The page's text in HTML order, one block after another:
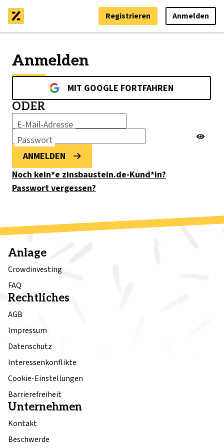
Registrieren Anmelden
Anmelden
MIT GOOGLE FORTFAHREN
ODER
E-Mail-Adresse
Passwort
ANMELDEN
Noch kein*e zinsbaustein.de-Kund*in?
Passwort vergessen?
Anlage
Crowdinvesting
FAQ
Unternehmen
Kontakt
Beschwerde
Rechtliches
AGB
Impressum
Datenschutz
Interessenkonflikte
Cookie-Einstellungen
Barrierefreiheit